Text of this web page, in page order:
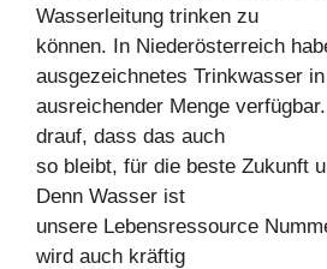
Wasserleitung trinken zu
können. In Niederösterreich
ausgezeichnetes Trinkwasser in
ausreichender Menge
drauf, dass das auch
so bleibt, für die beste Zukunft
Denn Wasser ist
unsere Lebensressource
wird auch kräftig